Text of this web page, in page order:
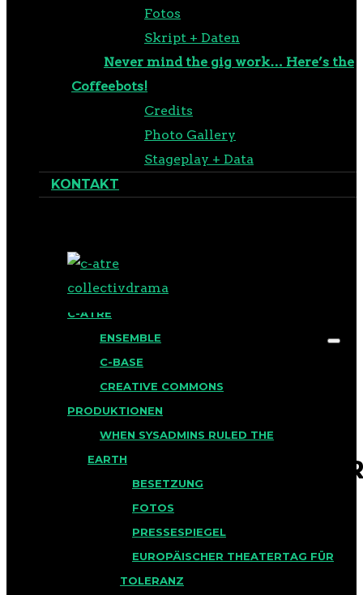
Fotos
Skript + Daten
Never mind the gig work… Here’s the
Coffeebots!
Credits
Photo Gallery
Stageplay + Data
KONTAKT
BLOG
C-ATRE
ENSEMBLE
C-BASE
CREATIVE COMMONS
PRODUKTIONEN
WHEN SYSADMINS RULED THE
EARTH
BESETZUNG
FOTOS
PRESSESPIEGEL
EUROPÄISCHER THEATERTAG FÜR
TOLERANZ
2022-12-17_-
BASE-27
Veröffentlicht am 19. Januar
Search for: